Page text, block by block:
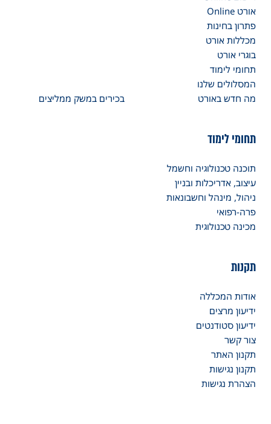
אורט Online
פתרון בחינות
מכללות אורט
בוגרי אורט
תחומי לימוד
המסלולים שלנו
מה חדש באורט
בכירים במשק ממליצים
תחומי לימוד
תוכנה טכנולוגיה וחשמל
עיצוב, אדריכלות ובניין
ניהול, מינהל וחשבונאות
פרה-רפואי
מכינה טכנולוגית
תקנות
אודות המכללה
ידיעון מרצים
ידיעון סטודנטים
צור קשר
תקנון האתר
תקנון נגישות
הצהרת נגישות